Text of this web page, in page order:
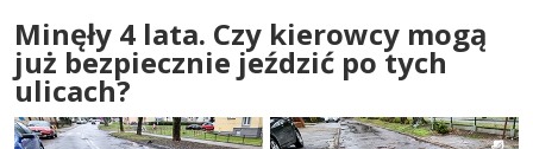
Minęły 4 lata. Czy kierowcy mogą
już bezpiecznie jeździć po tych
ulicach?